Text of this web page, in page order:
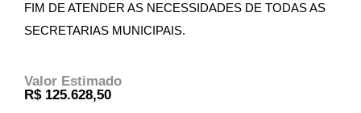
FIM DE ATENDER AS NECESSIDADES DE TODAS AS
SECRETARIAS MUNICIPAIS.
Valor Estimado
R$ 125.628,50